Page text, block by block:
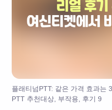
플래티넘PTT: 같은 가격 효과는
PTT 추천대상, 부작용, 후기 9